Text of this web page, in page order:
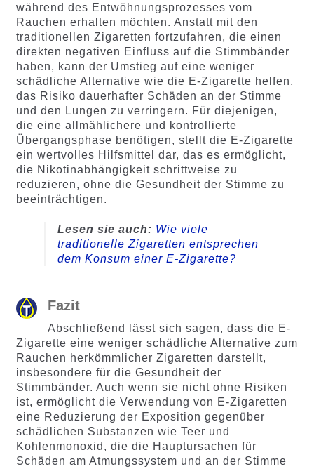
während des Entwöhnungsprozesses vom
Rauchen erhalten möchten. Anstatt mit den
traditionellen Zigaretten fortzufahren, die einen
direkten negativen Einfluss auf die Stimmbänder
haben, kann der Umstieg auf eine weniger
schädliche Alternative wie die E-Zigarette helfen,
das Risiko dauerhafter Schäden an der Stimme
und den Lungen zu verringern. Für diejenigen,
die eine allmählichere und kontrollierte
Übergangsphase benötigen, stellt die E-Zigarette
ein wertvolles Hilfsmittel dar, das es ermöglicht,
die Nikotinabhängigkeit schrittweise zu
reduzieren, ohne die Gesundheit der Stimme zu
beeinträchtigen.
Lesen sie auch: Wie viele
traditionelle Zigaretten entsprechen
dem Konsum einer E-Zigarette?
Fazit
Abschließend lässt sich sagen, dass die E-
Zigarette eine weniger schädliche Alternative zum
Rauchen herkömmlicher Zigaretten darstellt,
insbesondere für die Gesundheit der
Stimmbänder. Auch wenn sie nicht ohne Risiken
ist, ermöglicht die Verwendung von E-Zigaretten
eine Reduzierung der Exposition gegenüber
schädlichen Substanzen wie Teer und
Kohlenmonoxid, die die Hauptursachen für
Schäden am Atmungssystem und an der Stimme